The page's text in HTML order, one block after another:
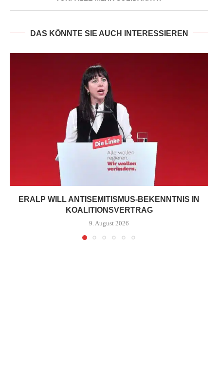
DAS KÖNNTE SIE AUCH INTERESSIEREN
ERALP WILL ANTISEMITISMUS-BEKENNTNIS IN
KOALITIONSVERTRAG
9. August 2026